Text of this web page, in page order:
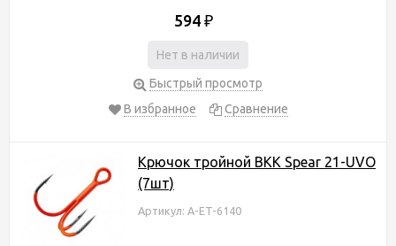
594 ₽
Нет в наличии
Быстрый просмотр
В избранное
Сравнение
Крючок тройной BKK Spear 21-UVO
(7шт)
Артикул: A-ET-6140